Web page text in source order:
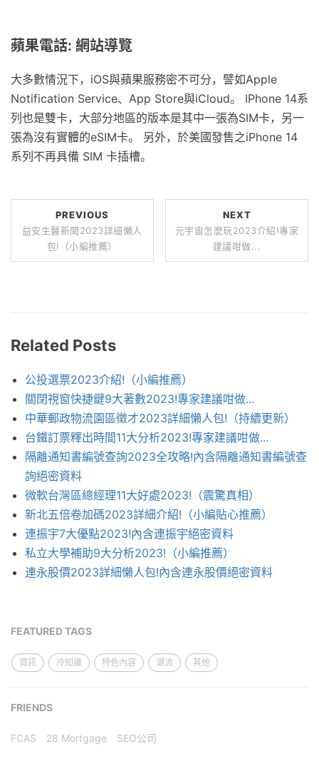
蘋果電話: 網站導覽
大多數情況下，iOS與蘋果服務密不可分，譬如Apple
Notification Service、App Store與iCloud。 IPhone 14系
列也是雙卡，大部分地區的版本是其中一張為SIM卡，另一
張為沒有實體的eSIM卡。 另外，於美國發售之iPhone 14
系列不再具備 SIM 卡插槽。
PREVIOUS
益安生醫新聞2023詳細懶人
包!（小編推薦）
NEXT
元宇宙怎麼玩2023介紹!專家
建議咁做...
Related Posts
公投選票2023介紹!（小編推薦）
關閉視窗快捷鍵9大著數2023!專家建議咁做...
中華郵政物流園區徵才2023詳細懶人包!（持續更新）
台鐵訂票釋出時間11大分析2023!專家建議咁做...
隔離通知書編號查詢2023全攻略!內含隔離通知書編號查
詢絕密資料
微軟台灣區總經理11大好處2023!（震驚真相）
新北五倍卷加碼2023詳細介紹!（小編貼心推薦）
連振宇7大優點2023!內含連振宇絕密資料
私立大學補助9大分析2023!（小編推薦）
連永股價2023詳細懶人包!內含連永股價絕密資料
FEATURED TAGS
資訊 冷知識 特色內容 潮流 其他
FRIENDS
FCAS 28 Mortgage SEO公司